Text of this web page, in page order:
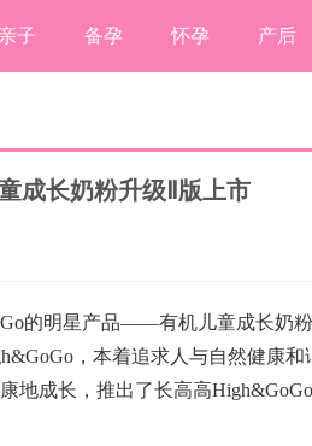
亲子 备孕 怀孕 产后
成长奶粉升级Ⅱ版上市
的明星产品——有机儿童成长奶粉
，本着追求人与自然健康和
成长，推出了长高高